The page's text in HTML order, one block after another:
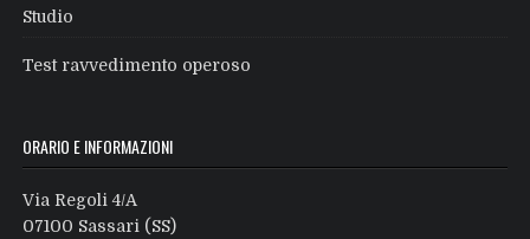
Studio
Test ravvedimento operoso
ORARIO E INFORMAZIONI
Via Regoli 4/A
07100 Sassari (SS)